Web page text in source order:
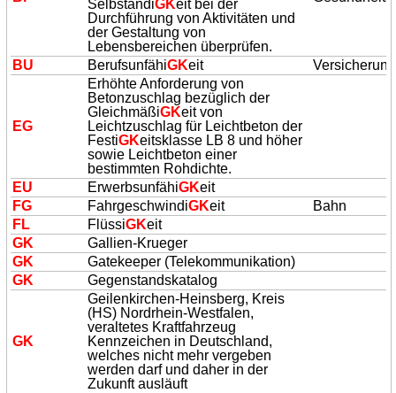
SelbständiGKeit bei der
Durchführung von Aktivitäten und
der Gestaltung von
Lebensbereichen überprüfen.
BU BerufsunfähiGKeit Versicherung
EG
Erhöhte Anforderung von
Betonzuschlag bezüglich der
GleichmäßiGKeit von
Leichtzuschlag für Leichtbeton der
FestiGKeitsklasse LB 8 und höher
sowie Leichtbeton einer
bestimmten Rohdichte.
EU
ErwerbsunfähiGKeit
FG
FahrgeschwindiGKeit
Bahn
FL
FlüssiGKeit
GK
Gallien-Krueger
GK
Gatekeeper (Telekommunikation)
GK
Gegenstandskatalog
GK
Geilenkirchen-Heinsberg, Kreis
(HS) Nordrhein-Westfalen,
veraltetes Kraftfahrzeug
Kennzeichen in Deutschland,
welches nicht mehr vergeben
werden darf und daher in der
Zukunft ausläuft